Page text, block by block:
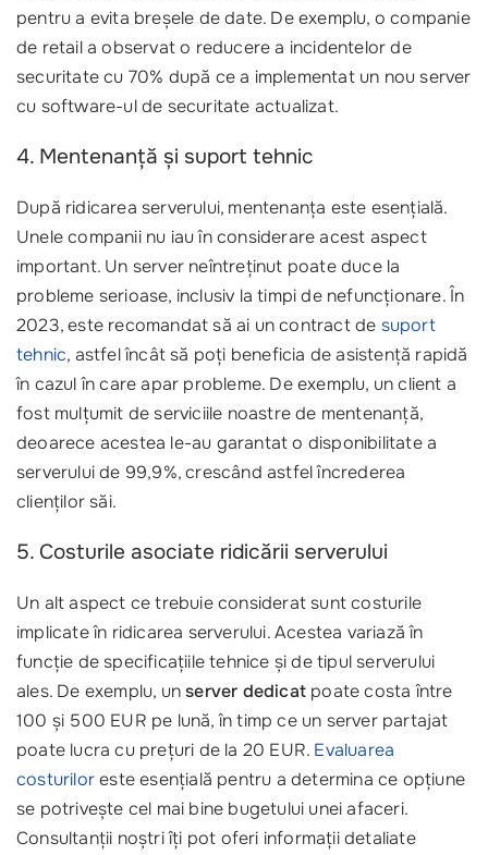
pentru a evita breșele de date. De exemplu, o companie
de retail a observat o reducere a incidentelor de
securitate cu 70% după ce a implementat un nou server
cu software-ul de securitate actualizat.
4. Mentenanță și suport tehnic
După ridicarea serverului, mentenanța este esențială.
Unele companii nu iau în considerare acest aspect
important. Un server neîntreținut poate duce la
probleme serioase, inclusiv la timpi de nefuncționare. În
2023, este recomandat să ai un contract de suport
tehnic, astfel încât să poți beneficia de asistență rapidă
în cazul în care apar probleme. De exemplu, un client a
fost mulțumit de serviciile noastre de mentenanță,
deoarece acestea le-au garantat o disponibilitate a
serverului de 99,9%, crescând astfel încrederea
clienților săi.
5. Costurile asociate ridicării serverului
Un alt aspect ce trebuie considerat sunt costurile
implicate în ridicarea serverului. Acestea variază în
funcție de specificațiile tehnice și de tipul serverului
ales. De exemplu, unserver dedicat poate costa între
100 și 500 EUR pe lună, în timp ce un server partajat
poate lucra cu prețuri de la 20 EUR. Evaluarea
costuriloreste esențială pentru a determina ce opțiune
se potrivește cel mai bine bugetului unei afaceri.
Consultanții noștri îți pot oferi informații detaliate